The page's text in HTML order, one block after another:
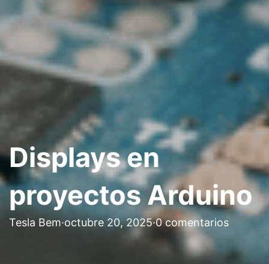
Displays en
proyectos Arduino
Tesla Bem·octubre 20, 2025·0 comentarios